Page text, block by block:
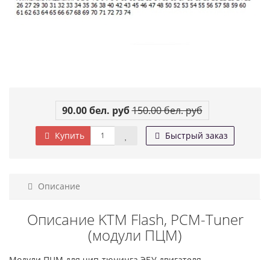
90.00 бел. руб150.00 бел. руб
Купить Быстрый заказ
Описание
Описание KTM Flash, PCM-Tuner
(модули ПЦМ)